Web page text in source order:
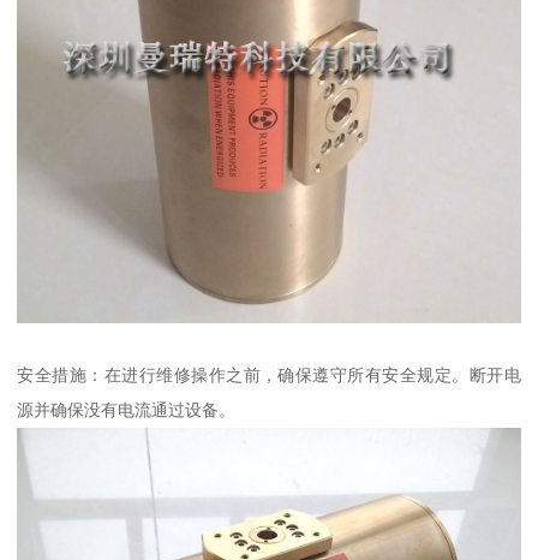
安全措施：在进行维修操作之前，确保遵守所有安全规定。断开电
源并确保没有电流通过设备。